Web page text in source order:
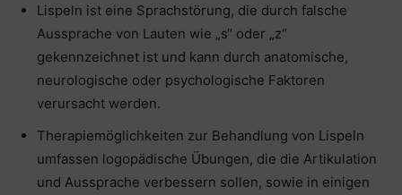
Lispeln ist eine Sprachstörung, die durch falsche
Aussprache von Lauten wie „s“ oder „z“
gekennzeichnet ist und kann durch anatomische,
neurologische oder psychologische Faktoren
verursacht werden.
Therapiemöglichkeiten zur Behandlung von Lispeln
umfassen logopädische Übungen, die die Artikulation
und Aussprache verbessern sollen, sowie in einigen